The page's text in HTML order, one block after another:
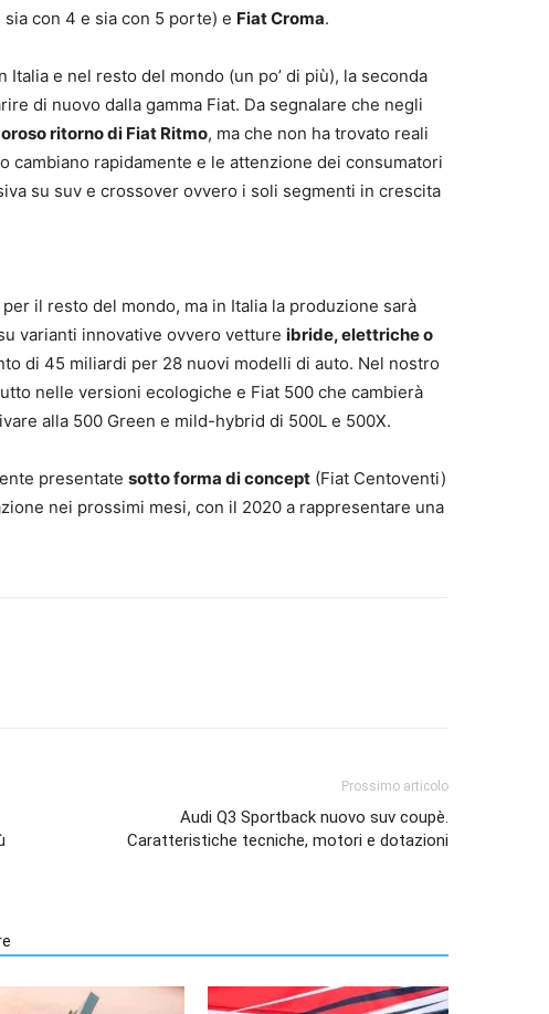
con 4 e sia con 5 porte) e Fiat Croma.
e nel resto del mondo (un po’ di più), la seconda
di nuovo dalla gamma Fiat. Da segnalare che negli
ritorno di Fiat Ritmo, ma che non ha trovato reali
cambiano rapidamente e le attenzione dei consumatori
su suv e crossover ovvero i soli segmenti in crescita
il resto del mondo, ma in Italia la produzione sarà
varianti innovative ovvero vetture ibride, elettriche o
di 45 miliardi per 28 nuovi modelli di auto. Nel nostro
nelle versioni ecologiche e Fiat 500 che cambierà
alla 500 Green e mild-hybrid di 500L e 500X.
presentate sotto forma di concept (Fiat Centoventi)
nei prossimi mesi, con il 2020 a rappresentare una
Prossimo articolo
Audi Q3 Sportback nuovo suv coupè.
Caratteristiche tecniche, motori e dotazioni